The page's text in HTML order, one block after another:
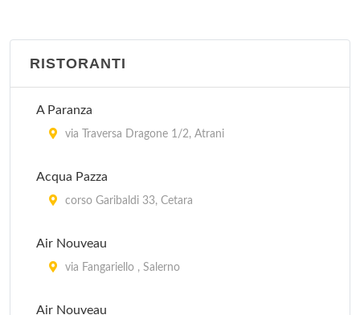
RISTORANTI
A Paranza
via Traversa Dragone 1/2, Atrani
Acqua Pazza
corso Garibaldi 33, Cetara
Air Nouveau
via Fangariello , Salerno
Air Nouveau